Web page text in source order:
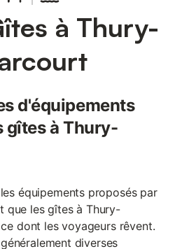
à Thury-
d'équipements
gîtes à Thury-
équipements proposés par
que les gîtes à Thury-
dont les voyageurs rêvent.
diverses